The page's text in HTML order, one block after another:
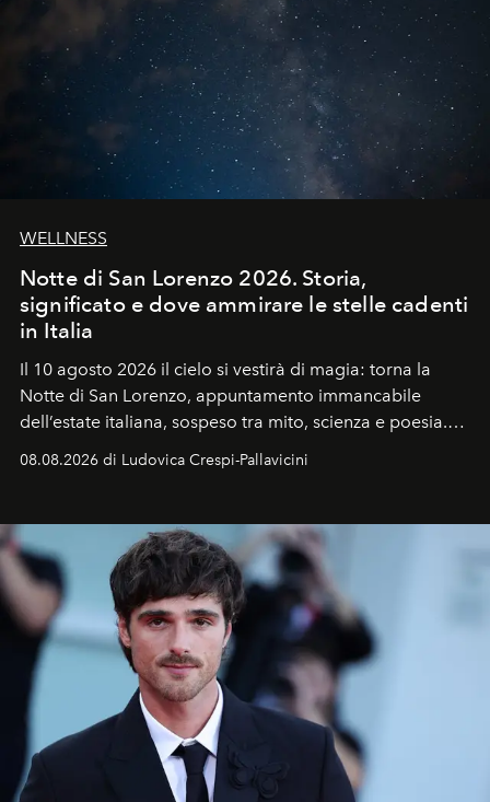
WELLNESS
Notte di San Lorenzo 2026. Storia,
significato e dove ammirare le stelle cadenti
in Italia
Il 10 agosto 2026 il cielo si vestirà di magia: torna la
Notte di San Lorenzo, appuntamento immancabile
dell’estate italiana, sospeso tra mito, scienza e poesia.
celeste per seguire il passaggio delle
all’universo i desideri più segreti
08.08.2026 di Ludovica Crespi-Pallavicini